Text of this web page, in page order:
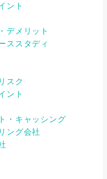
ント
デメリット
ススタディ
スク
ント
・キャッシング
ング会社